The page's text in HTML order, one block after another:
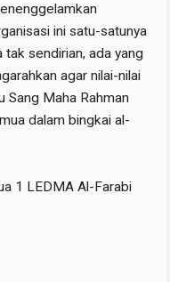
ini satu-satunya
sendirian, ada yang
agar nilai-nilai
Sang Maha Rahman
dalam bingkai al-
1 LEDMA Al-Farabi